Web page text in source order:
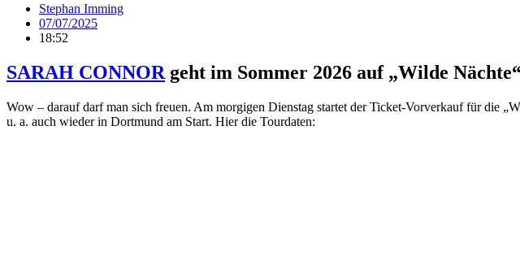
Stephan Imming
07/07/2025
18:52
SARAH CONNOR geht im Sommer 2026 auf „Wilde
Wow – darauf darf man sich freuen. Am morgigen Dienstag startet der Ticket-Vorverkauf für die
u. a. auch wieder in Dortmund am Start. Hier die Tourdaten: